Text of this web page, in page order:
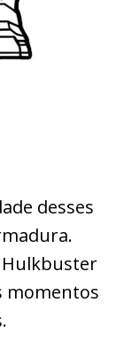
desses
Hulkbuster
momentos